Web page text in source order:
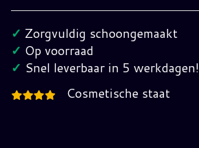
(V1)
G.I.
Joe
hoeveelheid
✓ Zorgvuldig schoongemaakt
✓ Op voorraad
✓ Snel leverbaar in 5 werkdagen!
Cosmetische staat